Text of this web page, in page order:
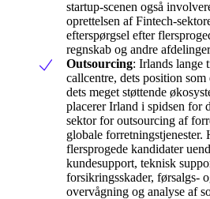
startup-scenen også
oprettelsen af Fintech-
efterspørgsel efter
regnskab og andre
Outsourcing: Irlands lange
callcentre, dets position
dets meget støttende
placerer Irland i spidsen for
sektor for outsourcing af
globale forretningstjenester.
flersprogede kandidater
kundesupport, teknisk
forsikringsskader, førsalgs-
overvågning og analyse af